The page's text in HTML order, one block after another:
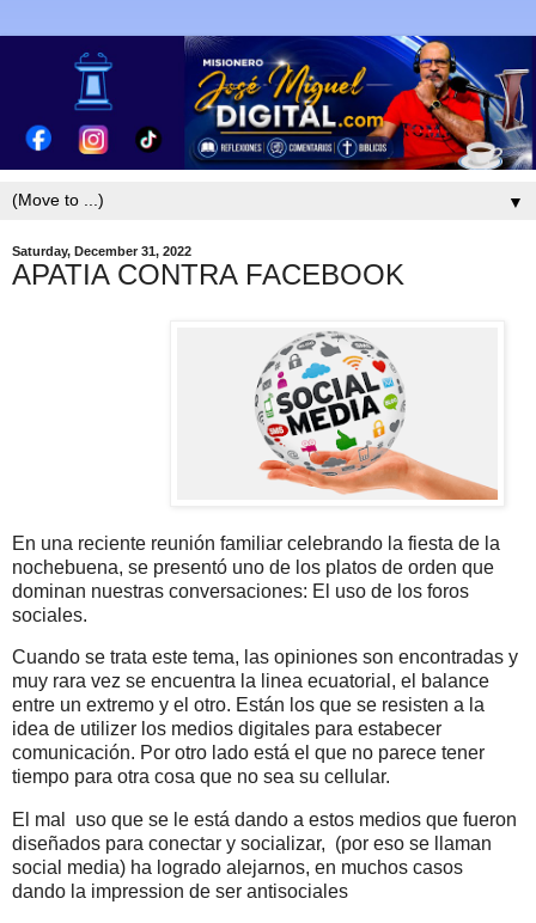
▼
Saturday, December 31, 2022
APATIA CONTRA FACEBOOK
En una reciente reunión familiar celebrando la fiesta de la
nochebuena, se presentó uno de los platos de orden que
dominan nuestras conversaciones: El uso de los foros
sociales.
Cuando se trata este tema, las opiniones son encontradas y
muy rara vez se encuentra la linea ecuatorial, el balance
entre un extremo y el otro. Están los que se resisten a la
idea de utilizer los medios digitales para estabecer
comunicación. Por otro lado está el que no parece tener
tiempo para otra cosa que no sea su cellular.
El mal uso que se le está dando a estos medios que fueron
diseñados para conectar y socializar, (por eso se llaman
social media) ha logrado alejarnos, en muchos casos
dando la impression de ser antisociales